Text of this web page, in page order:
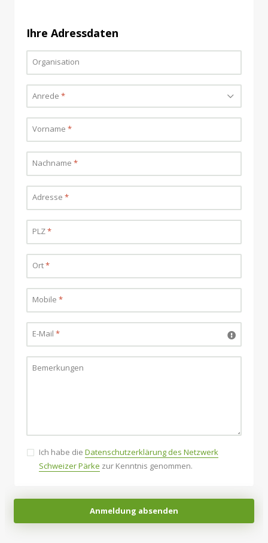
Ihre Adressdaten
Organisation
Anrede *
Bitte wählen...
Vorname *
Nachname *
Adresse *
PLZ*
Ort*
Mobile *
E-Mail *
Bemerkungen
Ich habe die Datenschutzerklärung des Netzwerk
Schweizer Pärke zur Kenntnis genommen.
Anmeldung absenden